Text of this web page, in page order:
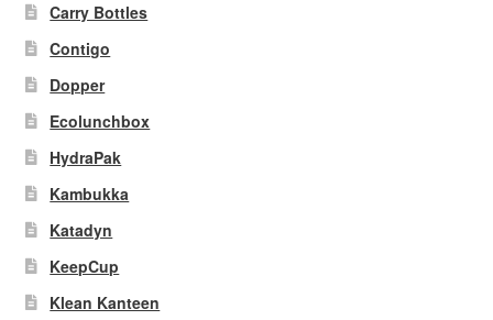
Carry Bottles
Contigo
Dopper
Ecolunchbox
HydraPak
Kambukka
Katadyn
KeepCup
Klean Kanteen